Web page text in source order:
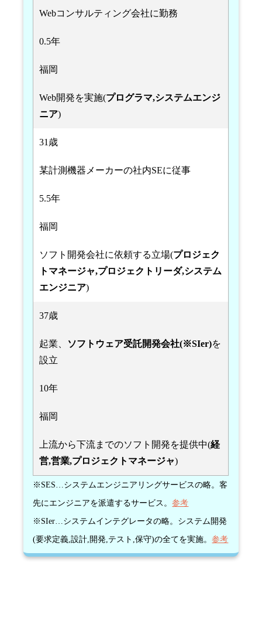
Webコンサルティング会社に勤務
0.5年
福岡
Web開発を実施(プログラマ,システムエンジ
ニア)
31歳
某計測機器メーカーの社内SEに従事
5.5年
福岡
ソフト開発会社に依頼する立場(プロジェク
トマネージャ,プロジェクトリーダ,システム
エンジニア)
37歳
起業、 ソフトウェア受託開発会社(※SIer)を
設立
10年
福岡
上流から下流までのソフト開発を提供中(経
営,営業,プロジェクトマネージャ)
※SES…システムエンジニアリングサービスの略。客
先にエンジニアを派遣するサービス。参考
※SIer…システムインテグレータの略。システム開発
(要求定義,設計,開発,テスト,保守)の全てを実施。参考